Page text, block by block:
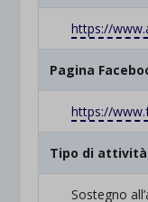
https://
Pagina
https://
Tipo di attività
Sostegno